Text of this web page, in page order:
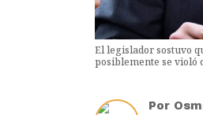
El legislador sostuvo
posiblemente se violó
Por